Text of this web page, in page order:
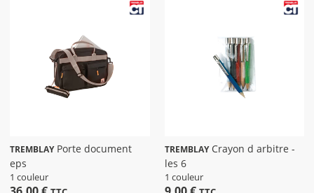
TREMBLAYPorte document
eps
1 couleur
TREMBLAYCrayon d arbitre -
les 6
1 couleur